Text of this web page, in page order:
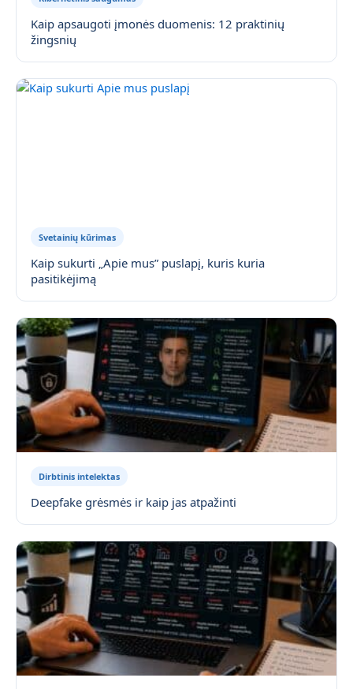
Kaip apsaugoti įmonės duomenis: 12 praktinių
žingsnių
Svetainių kūrimas
Kaip sukurti „Apie mus” puslapį, kuris kuria
pasitikėjimą
Dirbtinis intelektas
Deepfake grėsmės ir kaip jas atpažinti